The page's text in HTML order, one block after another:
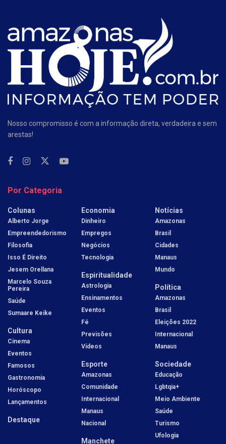
Nosso compromisso é com a informação direta, verdadeira e sem
arestas!
Por Categoria
Colunas
Alberto Jorge
Empreendedorismo
Filosofia
Isso É Direito
Jesem Orellana
Marcelo Souza
Pereira
Saúde
Sumaare Keike
Cultura
Cinema
Eventos
Famosos
Gastronomia
Horóscopo
Lançamentos
Destaque
Economia
Dinheiro
Empregos
Negócios
Tecnologia
Espiritualidade
Astrologia
Ensinamentos
Eventos
Fé
Previsões
Vídeos
Esporte
Amazonas
Comunidade
Internacional
Manaus
Nacional
Manchete
Notícias
Amazonas
Brasil
Cidades
Manaus
Mundo
Política
Amazonas
Brasil
Eleições 2022
Internacional
Manaus
Sociedade
Educação
Lgbtqia+
Meio Ambiente
Saúde
Turismo
Ufologia